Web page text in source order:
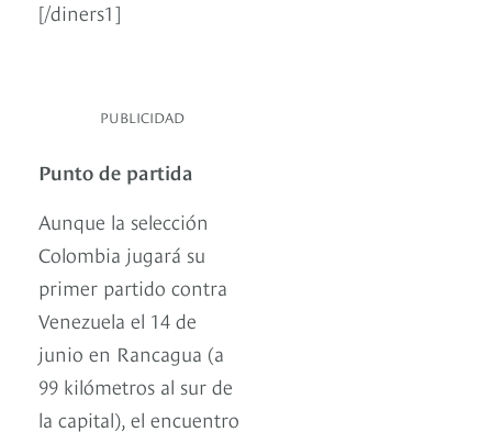
[/diners1]
PUBLICIDAD
Punto de partida
Aunque la selección
Colombia jugará su
primer partido contra
Venezuela el 14 de
junio en Rancagua (a
99 kilómetros al sur de
la capital), el encuentro